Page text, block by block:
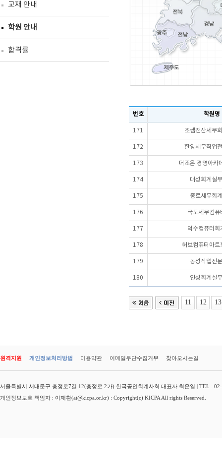
교재 안내
학원 안내
합격률
번호 학원명
171 조쌤전산세무
172 한양세무직업
173 더조은 경영아카
174 대성회계실
175 종로세무회
176 국도세무컴퓨
177 덕수컴퓨터회
178 허브컴퓨터아트
179 동성직업전
180 인성회계실
11 12 13
원격지원 개인정보처리방법 이용약관 이메일무단수집거부 찾아오시는길
서울특별시 서대문구 충정로7길 12(충정로 2가) 한국공인회계사회 대표자 최운열 | TEL :
개인정보보호 책임자 : 이재환(at@kicpa.or.kr) : Copyright(c) KICPA All rights Reserved.